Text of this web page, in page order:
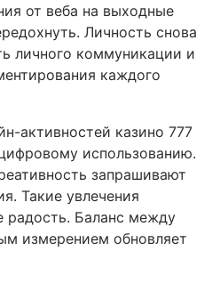
от веба на выходные
Личность снова
личного коммуникации и
каждого
активностей казино 777
использованию.
запрашивают
Такие увлечения
радость. Баланс между
измерением обновляет